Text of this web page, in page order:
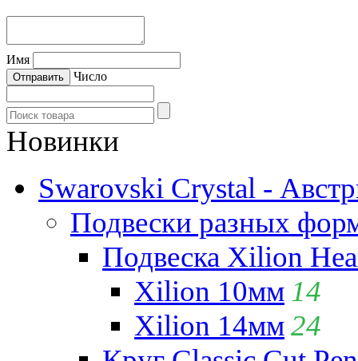
Имя
Число
Новинки
Swarovski Crystal -
Подвески разных
Подвеска Xilion
Xilion 10мм 14
Xilion 14мм24